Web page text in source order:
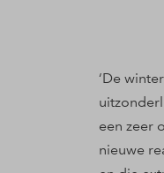
‘De
een zeer
nieuwe